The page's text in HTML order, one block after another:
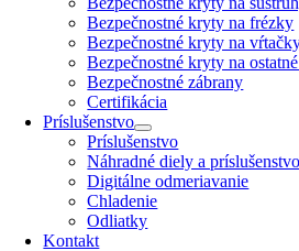
Bezpečnostné kryty na frézky
Bezpečnostné kryty na
Bezpečnostné kryty na
Bezpečnostné zábrany
Certifikácia
Príslušenstvo
Príslušenstvo
Náhradné diely a príslušenstvo
Digitálne odmeriavanie
Chladenie
Odliatky
Kontakt